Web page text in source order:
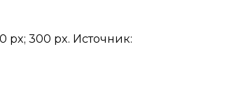
px; 300 px. Источник: